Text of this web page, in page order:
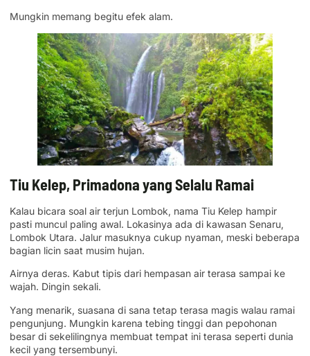
Mungkin memang begitu efek alam.
Tiu Kelep, Primadona yang Selalu Ramai
Kalau bicara soal air terjun Lombok, nama Tiu Kelep hampir
pasti muncul paling awal. Lokasinya ada di kawasan Senaru,
Lombok Utara. Jalur masuknya cukup nyaman, meski beberapa
bagian licin saat musim hujan.
Airnya deras. Kabut tipis dari hempasan air terasa sampai ke
wajah. Dingin sekali.
Yang menarik, suasana di sana tetap terasa magis walau ramai
pengunjung. Mungkin karena tebing tinggi dan pepohonan
besar di sekelilingnya membuat tempat ini terasa seperti dunia
kecil yang tersembunyi.